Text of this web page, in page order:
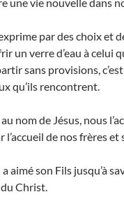
par des choix
un verre d’eau à celui
sans provisions,
qu’ils rencontrent.
nom de Jésus, nous
l’accueil de nos frères
aimé son Fils jusqu’à
Christ.